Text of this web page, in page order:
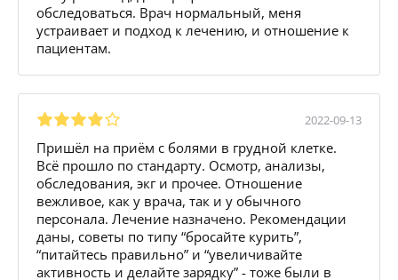
обследоваться. Врач нормальный, меня
устраивает и подход к лечению, и отношение к
пациентам.
2022-09-13
Пришёл на приём с болями в грудной клетке.
Всё прошло по стандарту. Осмотр, анализы,
обследования, экг и прочее. Отношение
вежливое, как у врача, так и у обычного
персонала. Лечение назначено. Рекомендации
даны, советы по типу “бросайте курить”,
“питайтесь правильно” и “увеличивайте
активность и делайте зарядку” - тоже были в